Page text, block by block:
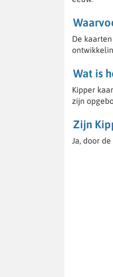
De
Wat is
Kipper
zijn
Zijn
Ja, door